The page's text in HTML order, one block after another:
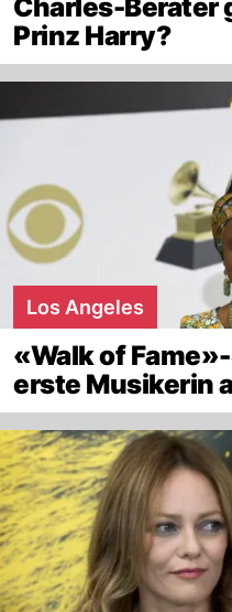
Charles-Berater
Prinz Harry?
Los Angeles
«Walk of
erste Musikerin